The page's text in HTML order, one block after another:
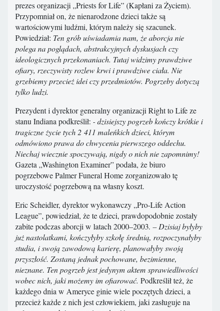
prezes organizacji „Priests for Life” (Kapłani za Życiem).
Przypomniał on, że nienarodzone dzieci także są
wartościowymi ludźmi, którym należy się szacunek.
Powiedział: Ten grób uświadamia nam, że aborcja nie
polega na poglądach, abstrakcyjnych dyskusjach czy
ideologicznych przekonaniach. Tutaj widzimy prawdziwe
ofiary, rzeczywisty rozlew krwi i prawdziwe ciała. Nie
grzebiemy przecież idei czy przedmiotów. Pogrzeby dotyczą
tylko ludzi.
Prezydent i dyrektor generalny organizacji Right to Life ze
stanu Indiana podkreślił: - dzisiejszy pogrzeb kończy krótkie i
tragiczne życie tych 2 411 maleńkich dzieci, którym
odmówiono prawa do chwycenia pierwszego oddechu.
Niechaj wiecznie spoczywają, nigdy o nich nie zapomnimy!
Gazeta „Washington Examiner” podała, że biuro
pogrzebowe Palmer Funeral Home zorganizowało tę
uroczystość pogrzebową na własny koszt.
Eric Scheidler, dyrektor wykonawczy „Pro-Life Action
League”, powiedział, że te dzieci, prawdopodobnie zostały
zabite podczas aborcji w latach 2000–2003. – Dzisiaj byłyby
już nastolatkami, kończyłyby szkołę średnią, rozpoczynałyby
studia, i swoją zawodową karierę, planowałyby swoją
przyszłość. Zostaną jednak pochowane, bezimienne,
nieznane. Ten pogrzeb jest jedynym aktem sprawiedliwości
wobec nich, jaki możemy im ofiarować. Podkreślił też, że
każdego dnia w Ameryce ginie wiele poczętych dzieci, a
przecież każde z nich jest człowiekiem, jaki zasługuje na